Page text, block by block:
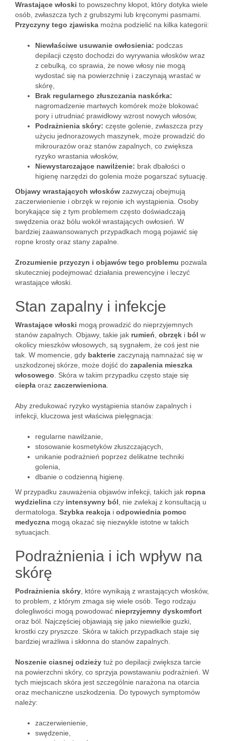
Wrastające włoski to powszechny kłopot, który dotyka wiele
osób, zwłaszcza tych z grubszymi lub kręconymi pasmami.
Przyczyny tego zjawiska można podzielić na kilka kategorii:
Niewłaściwe usuwanie owłosienia: podczas
depilacji często dochodzi do wyrywania włosków wraz
z cebulką, co sprawia, że nowe włosy nie mogą
wydostać się na powierzchnię i zaczynają wrastać w
skórę,
Brak regularnego złuszczania naskórka:
nagromadzenie martwych komórek może blokować
pory i utrudniać prawidłowy wzrost nowych włosów,
Podrażnienia skóry: częste golenie, zwłaszcza przy
użyciu jednorazowych maszynek, może prowadzić do
mikrourazów oraz stanów zapalnych, co zwiększa
ryzyko wrastania włosków,
Niewystarczające nawilżenie: brak dbałości o
higienę narzędzi do golenia może pogarszać sytuację.
Objawy wrastających włosków zazwyczaj obejmują
zaczerwienienie i obrzęk w rejonie ich wystąpienia. Osoby
borykające się z tym problemem często doświadczają
swędzenia oraz bólu wokół wrastających owłosień. W
bardziej zaawansowanych przypadkach mogą pojawić się
ropne krosty oraz stany zapalne.
Zrozumienie przyczyn i objawów tego problemu pozwala
skuteczniej podejmować działania prewencyjne i leczyć
wrastające włoski.
Stan zapalny i infekcje
Wrastające włoski mogą prowadzić do nieprzyjemnych
stanów zapalnych. Objawy, takie jak rumień obrzęk i ból w
okolicy mieszków włosowych, są sygnałem, że coś jest nie
tak. W momencie, gdy bakterie zaczynają namnażać się w
uszkodzonej skórze, może dojść do zapalenia mieszka
włosowego . Skóra w takim przypadku często staje się
ciepła oraz zaczerwieniona
Aby zredukować ryzyko wystąpienia stanów zapalnych i
infekcji, kluczowa jest właściwa pielęgnacja:
regularne nawilżanie,
stosowanie kosmetyków złuszczających,
unikanie podrażnień poprzez delikatne techniki
golenia,
dbanie o codzienną higienę.
W przypadku zauważenia objawów infekcji, takich jak ropna
wydzielina czy intensywny ból , nie zwlekaj z konsultacją u
dermatologa. Szybka reakcja i odpowiednia pomoc
medyczna mogą okazać się niezwykle istotne w takich
sytuacjach.
Podrażnienia i ich wpływ na
skórę
Podrażnienia skóry , które wynikają z wrastających włosków,
to problem, z którym zmaga się wiele osób. Tego rodzaju
dolegliwości mogą powodować nieprzyjemny dyskomfort
oraz ból. Najczęściej objawiają się jako niewielkie guzki,
krostki czy pryszcze. Skóra w takich przypadkach staje się
bardziej wrażliwa i skłonna do stanów zapalnych.
Noszenie ciasnej odzieży tuż po depilacji zwiększa tarcie
na powierzchni skóry, co sprzyja powstawaniu podrażnień. W
tych miejscach skóra jest szczególnie narażona na otarcia
oraz mechaniczne uszkodzenia. Do typowych symptomów
należy:
zaczerwienienie,
swędzenie,